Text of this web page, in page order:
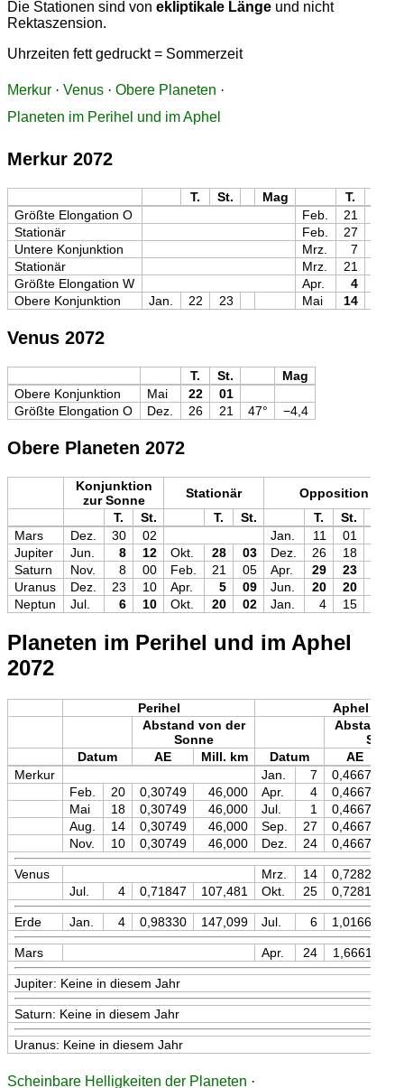
Die Stationen sind von ekliptikale Länge und nicht
Rektaszension.
Uhrzeiten fett gedruckt = Sommerzeit
Merkur · Venus · Obere Planeten ·
Planeten im Perihel und im Aphel
Merkur 2072
T. St. Mag T.
Größte Elongation O
Feb. 21
Stationär
Feb. 27
Untere Konjunktion
Mrz. 7
Stationär
Mrz. 21
Größte Elongation W
Apr. 4
Obere Konjunktion
Jan. 22 23 Mai 14
Venus 2072
T. St.
Mag
Obere Konjunktion
Mai 22
01
Größte Elongation O
Dez. 26 21 47° −4,4
Obere Planeten 2072
Konjunktion
zur Sonne
Stationär
Opposition
T.
St. T. St. T. St.
Mars
Dez. 30 02 Jan. 11 01
Jupiter
Jun. 8 12 Okt. 28 03 Dez. 26 18
Saturn
Nov. 8 00 Feb. 21 05 Apr. 29 23
Uranus
Dez. 23 10 Apr. 5 09 Jun. 20 20
Neptun
Jul. 6 10 Okt. 20 02 Jan. 4 15
Planeten im Perihel und im Aphel
2072
Perihel
Aphel
Abstand von der
Sonne
Abstand
Datum
AE Mill. km Datum AE
Merkur
Jan. 7 0,46671
Feb.
20 0,30749 46,000 Apr. 4 0,46671
Mai
18 0,30749 46,000 Jul. 1 0,46671
Aug.
14 0,30749 46,000 Sep. 27 0,46671
Nov.
10 0,30749 46,000 Dez. 24 0,46671
Venus Mrz. 14 0,72820
Jul.
4 0,71847 107,481 Okt. 25 0,72819
Erde Jan. 4 0,98330 147,099 Jul. 6 1,01665
Mars Apr. 24 1,66611
Jupiter: Keine in diesem Jahr
Saturn: Keine in diesem Jahr
Uranus: Keine in diesem Jahr
Scheinbare Helligkeiten der Planeten ·